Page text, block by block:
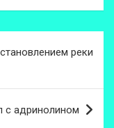
реки
с адринолином